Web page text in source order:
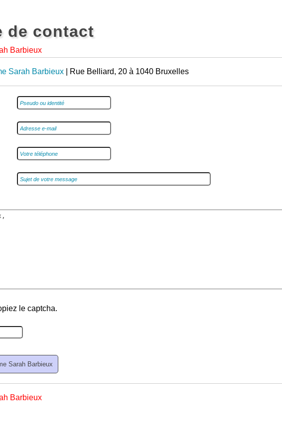
de contact
Barbieux
Sarah Barbieux | Rue Belliard, 20 à 1040 Bruxelles
le captcha.
Barbieux